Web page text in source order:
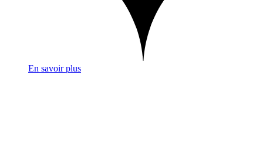
En savoir plus